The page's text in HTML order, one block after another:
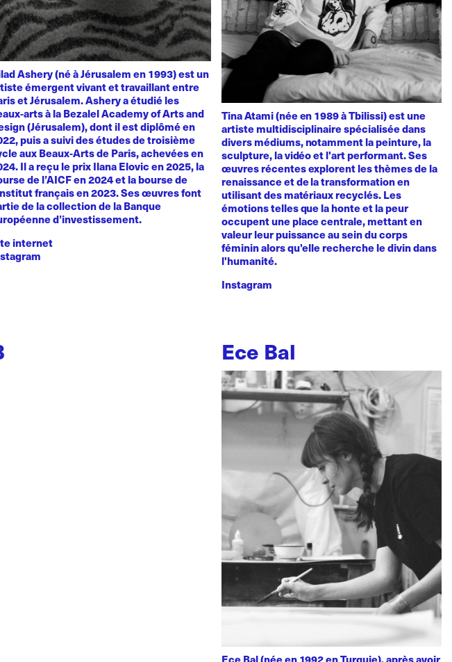
Ashery (né à Jérusalem en 1993) est un
émergent vivant et travaillant entre
et Jérusalem. Ashery a étudié les
arts à la Bezalel Academy of Arts and
(Jérusalem), dont il est diplômé en
puis a suivi des études de troisième
aux Beaux-Arts de Paris, achevées en
Il a reçu le prix Ilana Elovic en 2025, la
de l’AICF en 2024 et la bourse de
français en 2023. Ses œuvres font
de la collection de la Banque
d’investissement.
internet
Tina Atami (née en 1989 à Tbilissi) est une
artiste multidisciplinaire spécialisée dans
divers médiums, notamment la peinture, la
sculpture, la vidéo et l'art performant. Ses
œuvres récentes explorent les thèmes de la
renaissance et de la transformation en
utilisant des matériaux recyclés. Les
émotions telles que la honte et la peur
occupent une place centrale, mettant en
valeur leur puissance au sein du corps
féminin alors qu'elle recherche le divin dans
l'humanité.
Instagram
Ece Bal
Ece Bal (née en 1992 en Turquie), après avoir